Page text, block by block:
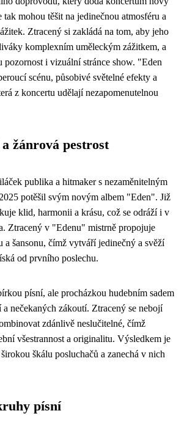
tak mohou těšit na jedinečnou atmosféru a
Ztracený si zakládá na tom, aby jeho
komplexním uměleckým zážitkem, a
pozornost i vizuální stránce show. "Eden
scénu, působivé světelné efekty a
z koncertu udělají nezapomenutelnou
žánrová pestrost
publika a hitmaker s nezaměnitelným
potěšil svým novým albem "Eden". Již
klid, harmonii a krásu, což se odráží i v
Ztracený v "Edenu" mistrně propojuje
šansonu, čímž vytváří jedinečný a svěží
od prvního poslechu.
písní, ale procházkou hudebním sadem
nečekaných zákoutí. Ztracený se nebojí
zdánlivě neslučitelné, čímž
všestrannost a originalitu. Výsledkem je
škálu posluchačů a zanechá v nich
písní